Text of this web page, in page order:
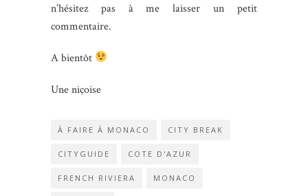
n’hésitez pas à me laisser un petit
commentaire.
A bientôt
Une niçoise
À FAIRE À MONACO CITY BREAK
CITYGUIDE COTE D'AZUR
FRENCH RIVIERA MONACO